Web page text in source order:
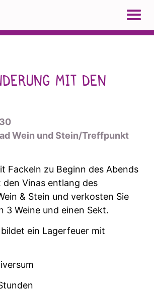
MIT DEN
Wein und Stein/Treffpunkt
Fackeln zu Beginn des Abends
den Vinas entlang des
& Stein und verkosten Sie
3 Weine und einen Sekt.
ein Lagerfeuer mit